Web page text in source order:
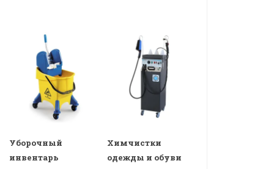
Уборочный
инвентарь
Химчистки
одежды и обуви